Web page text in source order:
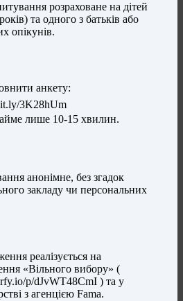
розраховане на дітей
та одного з батьків або
опікунів.
анкету:
3K28hUm
лише 10-15 хвилин.
анонімне, без згадок
закладу чи персональних
реалізується на
«Вільного вибору» (
p/dJvWT48CmI ) та у
з агенцією Fama.